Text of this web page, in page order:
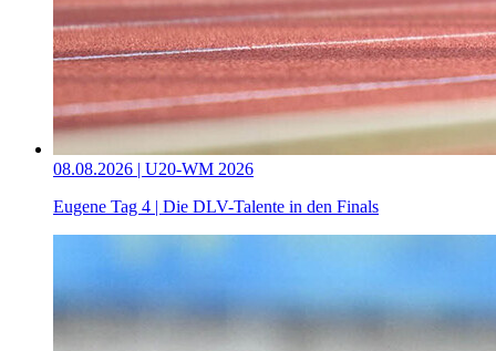
08.08.2026 | U20-WM 2026
Eugene Tag 4 | Die DLV-Talente in den Finals